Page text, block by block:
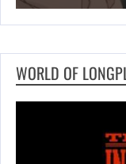
WORLD OF